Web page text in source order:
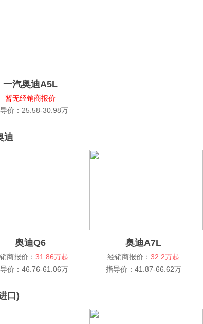
一汽奥迪A5L
暂无经销商报价
价：25.58-30.98万
迪
奥迪Q6
商报价： 31.86万起
价：46.76-61.06万
奥迪A7L
经销商报价： 32.2万起
指导价：41.87-66.62万
口)